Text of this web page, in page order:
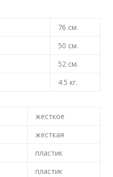
76 см.
50 см.
52 см.
4.5 кг.
жесткое
жесткая
пластик
пластик